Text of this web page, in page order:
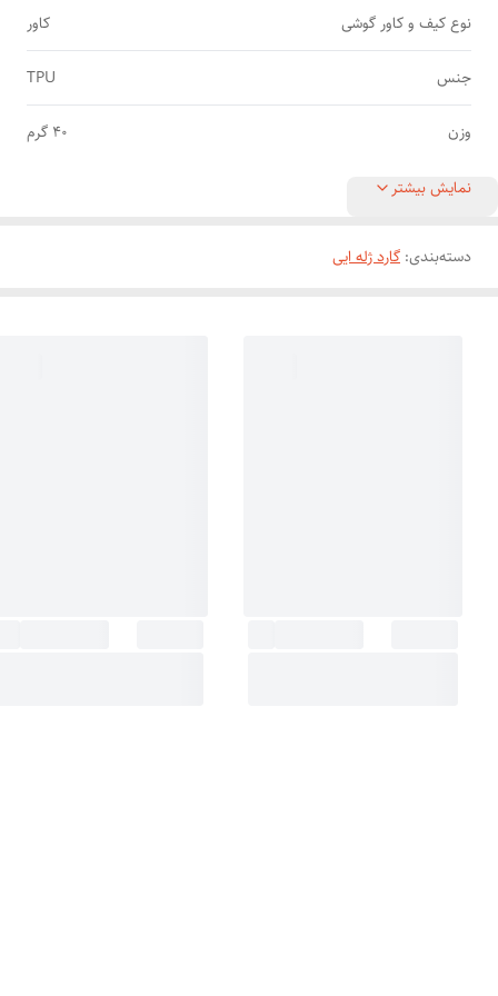
نوع کیف و کاور گوشی کاور
جنس TPU
وزن 40 گرم
نمایش بیشتر
دسته‌بندی: گارد ژله ایی